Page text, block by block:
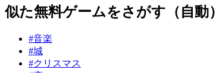
似た無料ゲームをさがす（自動）
#音楽
#城
#クリスマス